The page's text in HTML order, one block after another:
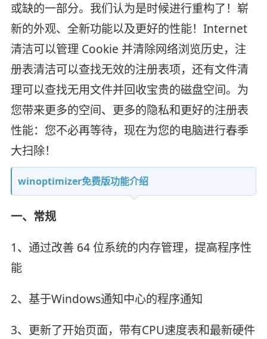
或缺的一部分。我们认为是时候进行重构了！崭
新的外观、全新功能以及更好的性能！Internet
清洁可以管理 Cookie 并清除网络浏览历史，注
册表清洁可以查找无效的注册表项，还有文件清
理可以查找无用文件并回收宝贵的磁盘空间。为
您带来更多的空间、更多的隐私和更好的注册表
性能：您不必再等待，现在为您的电脑进行春季
大扫除！
winoptimizer免费版功能介绍
一、常规
1、通过改善 64 位系统的内存管理，提高程序性
能
2、基于Windows通知中心的程序通知
3、更新了开始页面，带有CPU速度表和最新硬件